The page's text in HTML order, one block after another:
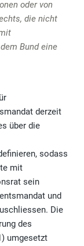
oder von
die nicht
Bund eine
derzeit
über die
sodass
mit
sein
und
Die
des
umgesetzt